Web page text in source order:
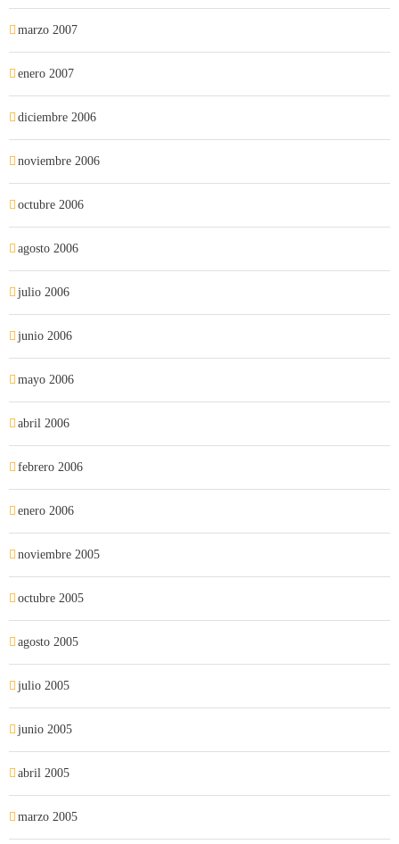
marzo 2007
enero 2007
diciembre 2006
noviembre 2006
octubre 2006
agosto 2006
julio 2006
junio 2006
mayo 2006
abril 2006
febrero 2006
enero 2006
noviembre 2005
octubre 2005
agosto 2005
julio 2005
junio 2005
abril 2005
marzo 2005